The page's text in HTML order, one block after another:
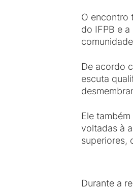
O encontro
do IFPB e
De acordo
escuta
Ele
voltadas à
superiores,
Durante a